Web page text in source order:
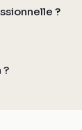
?
?